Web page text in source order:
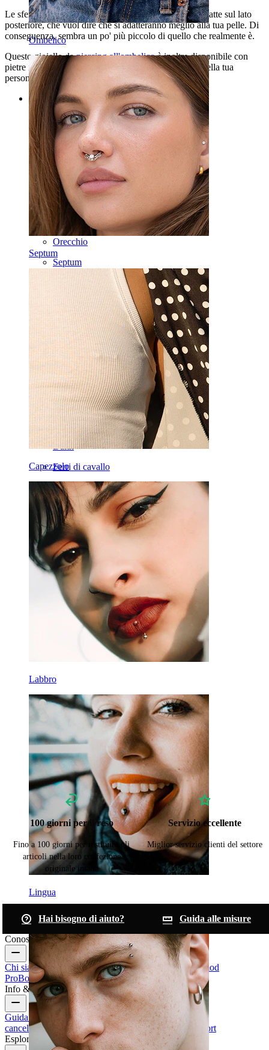
Ombelico
Septum
Capezzolo
Labbro
Lingua
Le sfere di questo gioiello per l'ombelico sono sono piatte sul lato
posteriore, che vuol dire che si adatteranno meglio alla tua pelle. Di
conseguenza, sembra un po' più piccolo di quello che realmente è.
Questo gioiello dapiercing all'ombelicoè inoltre disponibile con
pietre in diversi colori, che puoi scegliere a seconda della tua
personalità o del tuo outfit.
Categories
Ombelico
Labbro
Capezzolo
Industrial
Dermal
Orecchio
Septum
Oro 14K
Fake piercing
Labret
Lingua
Naso
Tragus
Barbell
Rook
Daith
Ferri di cavallo
Cerchi
Attrezzi
Banane
Lobo
Titanio
100 giorni per il reso
Fino a 100 giorni per restituire gli
articoli nella loro confezione
originale intatta
Servizio eccellente
Miglior servizio clienti del settore
Hai bisogno di aiuto?
Guida alle misure
Conosci Bodymod
Chi siamoBlog Termini & condizioni Contattaci Bodymod
ProBodymod CreatorsRecensioni Bodymod
Info & Aiuto
Guida alle taglie Traccia il tuo ordineConsegnaResi &
cancellazioni
PagamentiIl mio accountBodymod support
Esplora